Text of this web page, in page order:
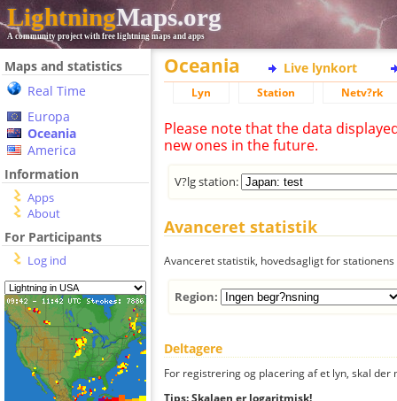
LightningMaps.org
A community project with free lightning maps and apps
Maps and statistics
Real Time
Europa
Oceania
America
Information
Apps
About
For Participants
Log ind
Oceania Live lynkort
Lyn Station Netv?rk
Please note that the data
new ones in the future.
V?lg station:
Avanceret statistik
Avanceret statistik, hovedsagligt for
Region:
Deltagere
For registrering og placering af et lyn, skal
Tips: Skalaen er logaritmisk!